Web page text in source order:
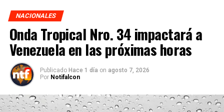
NACIONALES
Onda Tropical Nro. 34 impactará a
Venezuela en las próximas horas
Publicado Hace 1 día on agosto 7, 2026
Por Notifalcon